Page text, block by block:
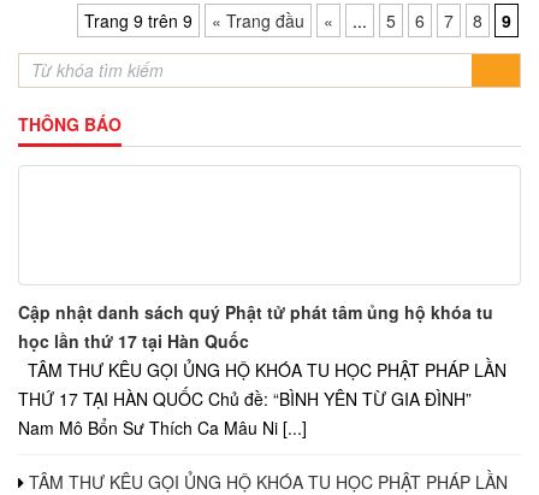
Trang 9 trên 9 « Trang đầu « ... 5 6 7 8 9
THÔNG BÁO
Cập nhật danh sách quý Phật tử phát tâm ủng hộ khóa tu
học lần thứ 17 tại Hàn Quốc
TÂM THƯ KÊU GỌI ỦNG HỘ KHÓA TU HỌC PHẬT PHÁP LẦN
THỨ 17 TẠI HÀN QUỐC Chủ đề: “BÌNH YÊN TỪ GIA ĐÌNH”
Nam Mô Bổn Sư Thích Ca Mâu Ni [...]
TÂM THƯ KÊU GỌI ỦNG HỘ KHÓA TU HỌC PHẬT PHÁP LẦN